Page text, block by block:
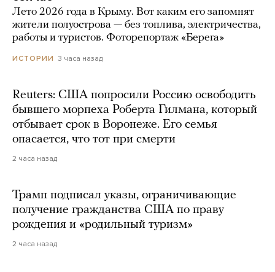
Лето 2026 года в Крыму. Вот каким его запомнят
жители полуострова — без топлива, электричества,
работы и туристов. Фоторепортаж «Берега»
ИСТОРИИ 3 часа назад
Reuters: США попросили Россию освободить
бывшего морпеха Роберта Гилмана, который
отбывает срок в Воронеже. Его семья
опасается, что тот при смерти
2 часа назад
Трамп подписал указы, ограничивающие
получение гражданства США по праву
рождения и «родильный туризм»
2 часа назад